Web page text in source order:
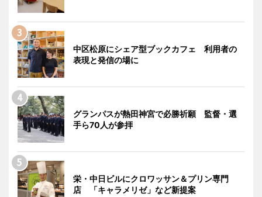
中区松原にシェア型ブックカフェ 利用者の
表現と発信の場に
グランパスが熱田神宮で必勝祈願 監督・選
手ら70人が参拝
栄・中日ビルにクロワッサン＆プリン専門
店 「キャラメリゼ」など新提案